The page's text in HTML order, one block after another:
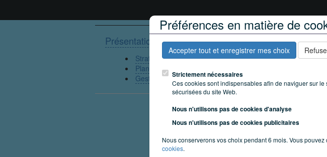
Préférences en matière de
Accepter tout et enregistrer mes choix
Strictement nécessaires
Ces cookies sont indispensables afin de naviguer sur
sécurisées du site Web.
Nous n'utilisons pas de cookies d'analyse
Nous n'utilisons pas de cookies publicitaires
Nous conserverons vos choix pendant 6 mois. Vous
cookies.
Présentation
Stratégie digitale
Plan de communication
Gestion des médias sociaux